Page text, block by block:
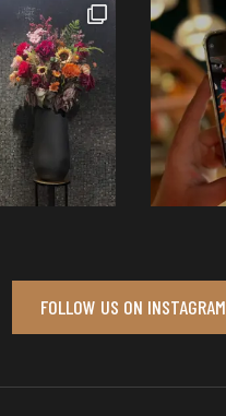
FOLLOW US ON INSTAGRAM